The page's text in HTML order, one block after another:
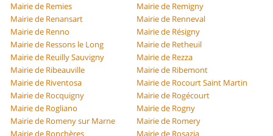
Mairie de Remies
Mairie de Remigny
Mairie de Renansart
Mairie de Renneval
Mairie de Renno
Mairie de Résigny
Mairie de Ressons le Long
Mairie de Retheuil
Mairie de Reuilly Sauvigny
Mairie de Rezza
Mairie de Ribeauville
Mairie de Ribemont
Mairie de Riventosa
Mairie de Rocourt Saint Martin
Mairie de Rocquigny
Mairie de Rogécourt
Mairie de Rogliano
Mairie de Rogny
Mairie de Romeny sur Marne
Mairie de Romery